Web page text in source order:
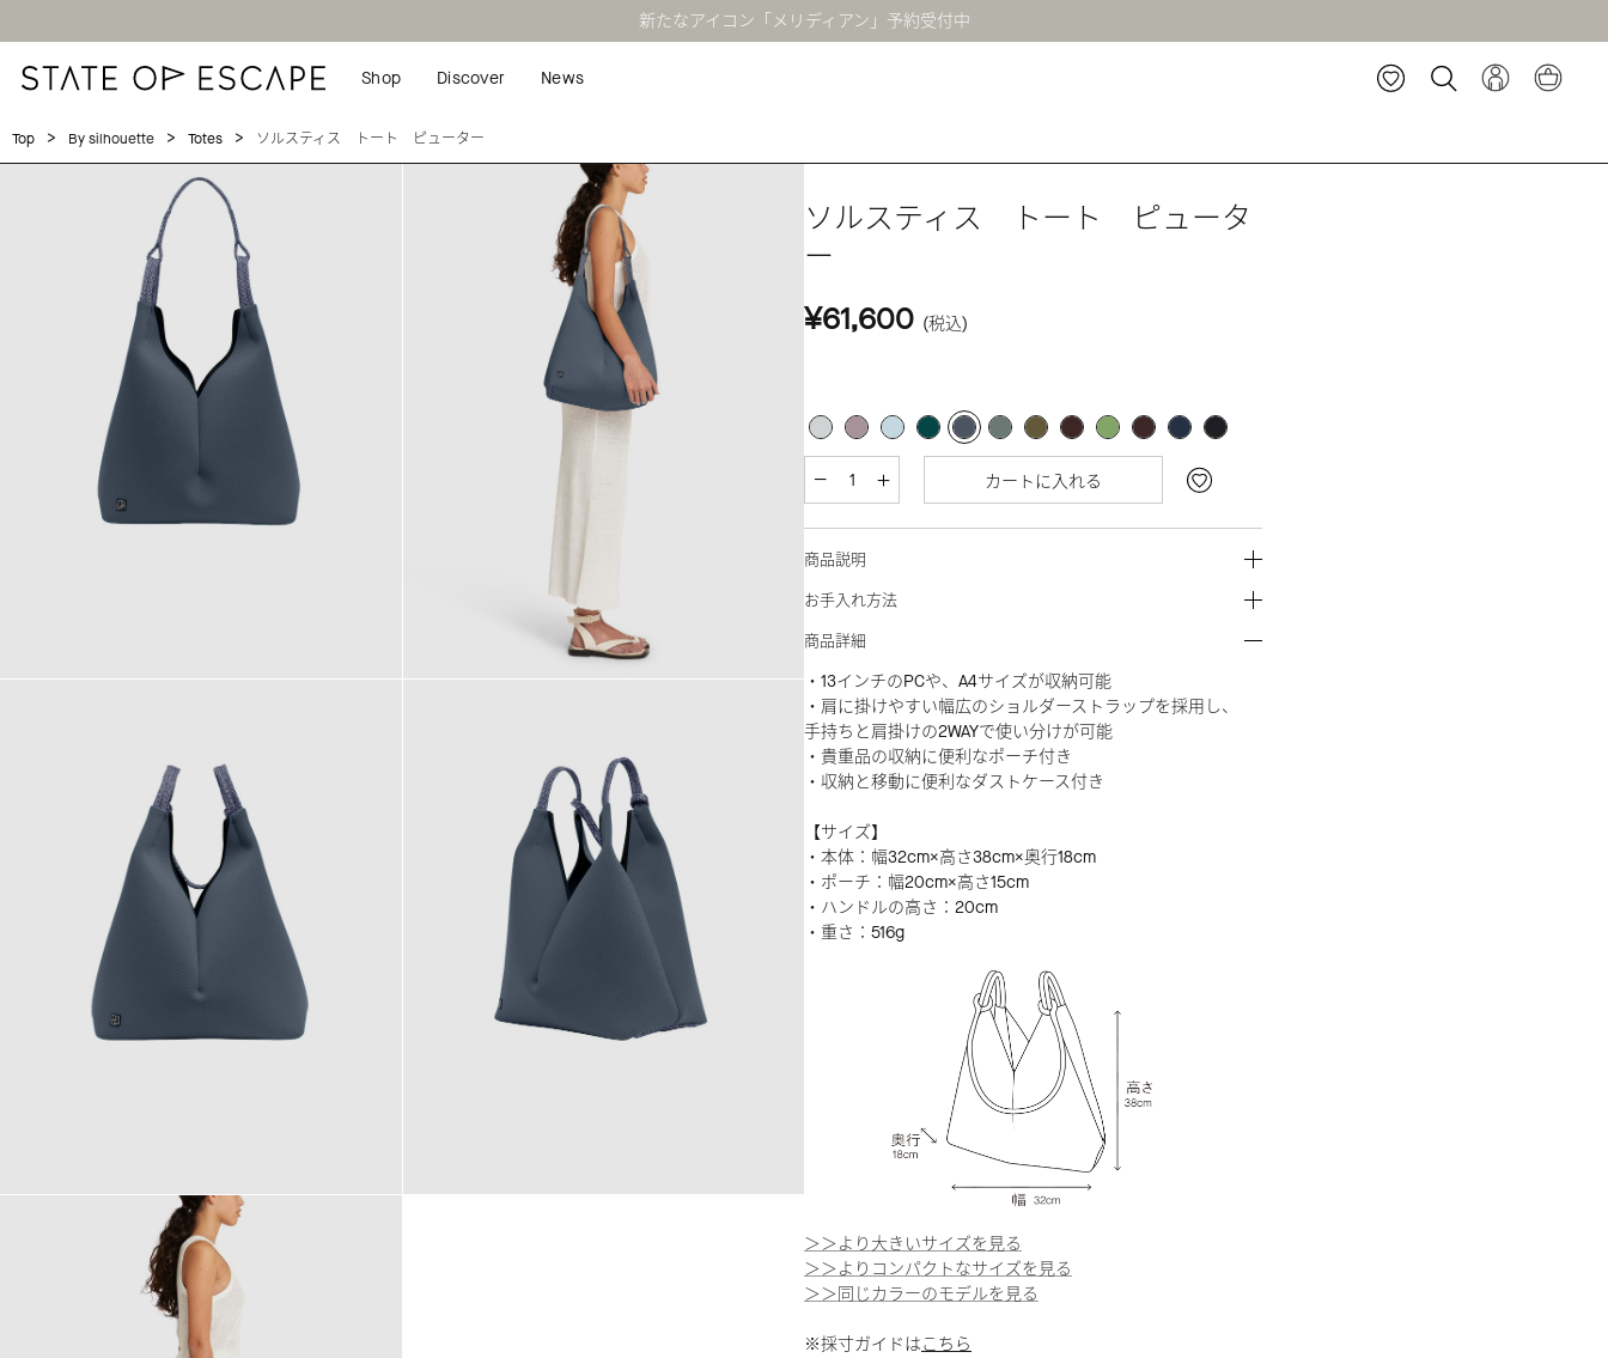
新たなアイコン「メリディアン」予約受付中
Shop Discover News
Top > By silhouette > Totes > ソルスティス トート ピューター
ソルスティス トート ピュータ
ー
¥61,600 (税込)
カートに入れる
商品説明
お手入れ方法
商品詳細
・13インチのPCや、A4サイズが収納可能
・肩に掛けやすい幅広のショルダーストラップを採用し、
手持ちと肩掛けの2WAYで使い分けが可能
・貴重品の収納に便利なポーチ付き
・収納と移動に便利なダストケース付き
【サイズ】
・本体：幅32cm×高さ38cm×奥行18cm
・ポーチ：幅20cm×高さ15cm
・ハンドルの高さ：20cm
・重さ：516g
＞＞より大きいサイズを見る
＞＞よりコンパクトなサイズを見る
＞＞同じカラーのモデルを見る
※採寸ガイドはこちら